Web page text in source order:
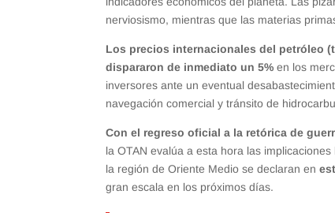
nerviosismo, mientras que las materias
Los precios internacionales del petróleo
dispararon de inmediato un 5% en los
inversores ante un eventual
navegación comercial y tránsito de
Con el regreso oficial a la retórica de
la OTAN evalúa a esta hora las
la región de Oriente Medio se declaran en
gran escala en los próximos días.